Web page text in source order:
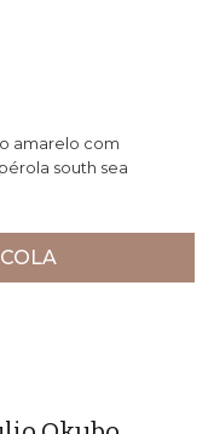
amarelo com
south sea